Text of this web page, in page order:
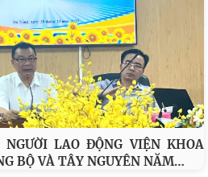
LAO ĐỘNG VIỆN KHOA
BỘ VÀ TÂY NGUYÊN NĂM…
thứ 6: Thúc đẩy quan hệ Đối tác
cường Việt Nam
hội Việt Nam và Học viện Chính
Lào ký Thỏa
Trung Bộ và Tây Nguyên tham
Sở Khoa học và